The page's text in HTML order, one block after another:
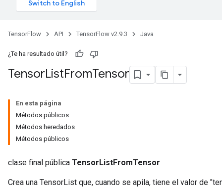
TensorFlow API TensorFlow v2.9.3 Java
¿Te ha resultado útil?
TensorListFromTensor
En esta página
Métodos públicos
Métodos heredados
Métodos públicos
clase final pública TensorListFromTensor
Crea una TensorList que, cuando se apila, tiene el valor de